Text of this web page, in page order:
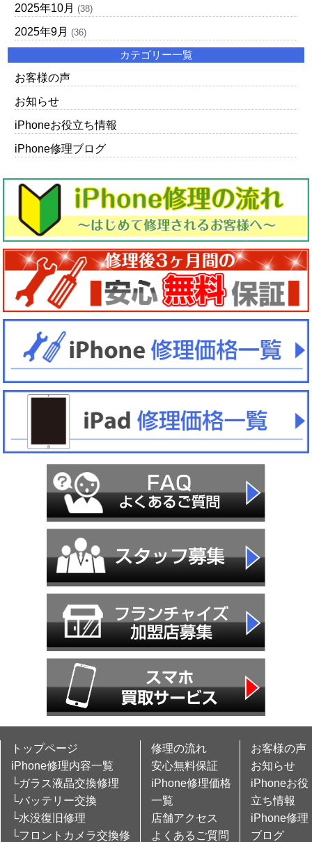
2025年10月 (38)
2025年9月 (36)
カテゴリー一覧
お客様の声
お知らせ
iPhoneお役立ち情報
iPhone修理ブログ
トップページ
iPhone修理内容一覧
└ガラス液晶交換修理
└バッテリー交換
└水没復旧修理
└フロントカメラ交換修
修理の流れ
安心無料保証
iPhone修理価格
一覧
店舗アクセス
よくあるご質問
お客様の声
お知らせ
iPhoneお役
立ち情報
iPhone修理
ブログ